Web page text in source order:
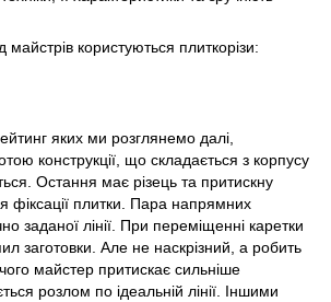
користуються плиткорізи:
яких ми розглянемо далі,
конструкції, що складається з корпусу
Остання має різець та притискну
фіксації плитки. Пара напрямних
заданої лінії. При переміщенні каретки
заготовки. Але не наскрізний, а робить
майстер притискає сильніше
розлом по ідеальній лінії. Іншими